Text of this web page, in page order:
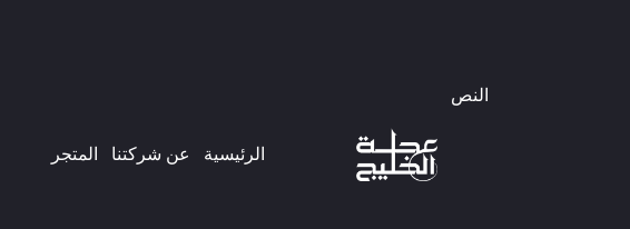
الرئيسية عن شركتنا​ المتجر
النص